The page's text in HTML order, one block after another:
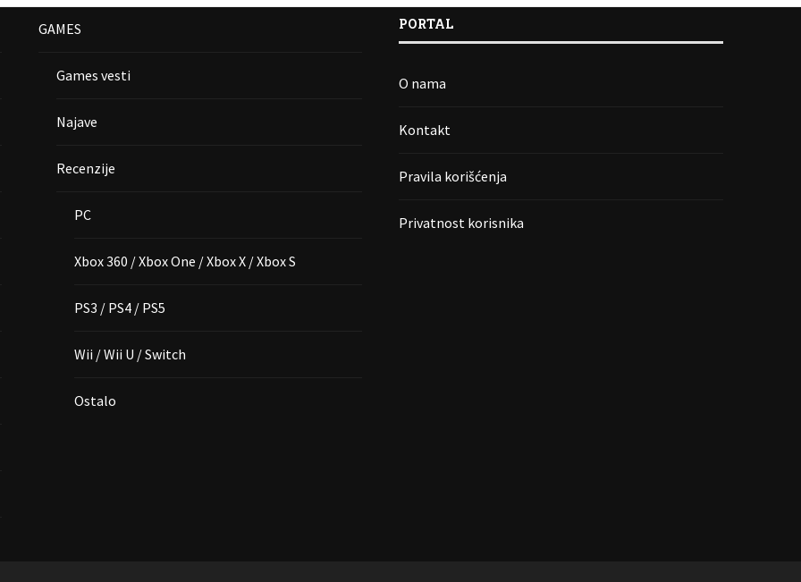
GAMES
Games vesti
Najave
Recenzije
PC
Xbox 360 / Xbox One / Xbox X / Xbox S
PS3 / PS4 / PS5
Wii / Wii U / Switch
Ostalo
PORTAL
O nama
Kontakt
Pravila korišćenja
Privatnost korisnika